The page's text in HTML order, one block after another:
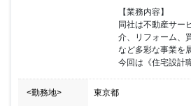
【業務内容】
同社は不動産サー
介、リフォーム、
など多彩な事業を
今回は《住宅設計
<勤務地> 東京都